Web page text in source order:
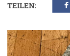
TEILEN: